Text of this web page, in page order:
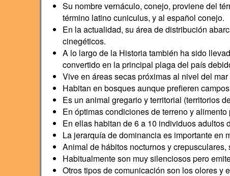
Su nombre vernáculo, conejo, proviene del
término latino cuniculus, y al español conejo.
En la actualidad, su área de distribución
cinegéticos.
A lo largo de la Historia también ha sido
convertido en la principal plaga del país
Vive en áreas secas próximas al nivel del
Habitan en bosques aunque prefieren
Es un animal gregario y territorial (territorios
En óptimas condiciones de terreno y
En ellas habitan de 6 a 10 individuos adultos
La jerarquía de dominancia es importante en
Animal de hábitos nocturnos y
Habitualmente son muy silenciosos pero
Otros tipos de comunicación son los olores y